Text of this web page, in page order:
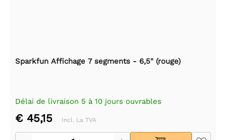
Sparkfun Affichage 7 segments - 6,5" (rouge)
Délai de livraison 5 à 10 jours ouvrables
€ 45,15 Incl. La TVA